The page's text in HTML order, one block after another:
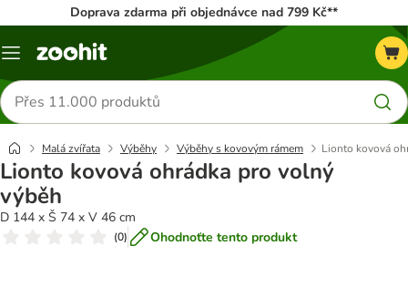
Doprava zdarma při objednávce nad 799 Kč**
Menu
Hledat
produkty
Malá zvířata Výběhy Výběhy s kovovým rámem Lionto kovová
Lionto kovová ohrádka pro volný
výběh
D 144 x Š 74 x V 46 cm
(0) Ohodnoťte tento produkt